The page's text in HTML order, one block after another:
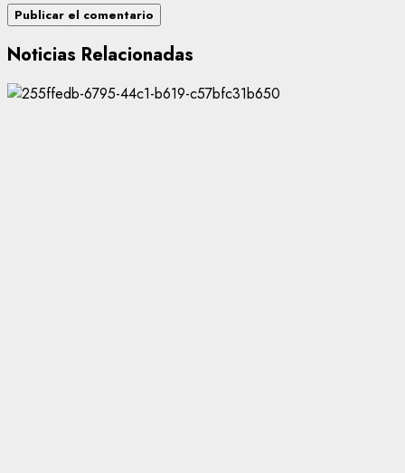
Noticias Relacionadas